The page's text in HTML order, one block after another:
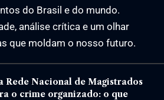
do Brasil e do mundo.
análise crítica e um olhar
que moldam o nosso futuro.
Rede Nacional de Magistrados
o crime organizado: o que